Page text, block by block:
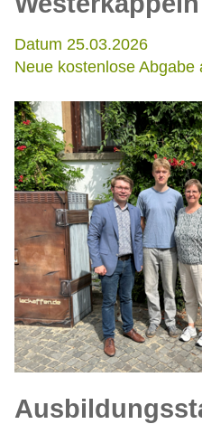
Datum 25.03.2026
Neue kostenlose Abgabe